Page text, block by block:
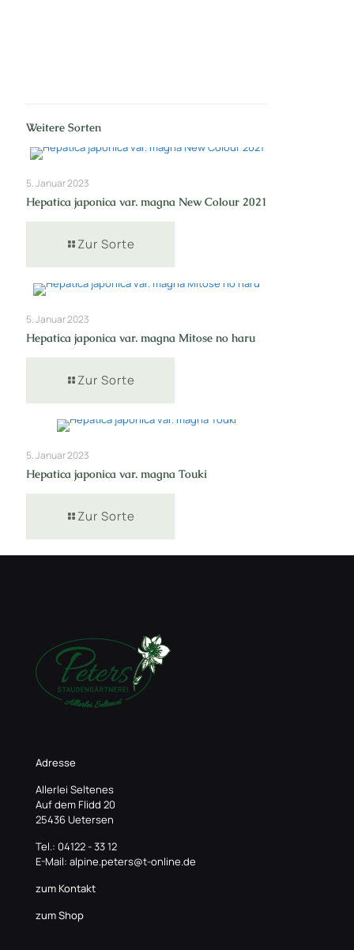
Weitere Sorten
5. Januar 2023
Hepatica japonica var. magna New Colour 2021
Zur Sorte
5. Januar 2023
Hepatica japonica var. magna Mitose no haru
Zur Sorte
5. Januar 2023
Hepatica japonica var. magna Touki
Zur Sorte
Adresse
Allerlei Seltenes
Auf dem Flidd 20
25436 Uetersen
Tel.: 04122 - 33 12
E-Mail: alpine.peters@t-online.de
zum Kontakt
zum Shop